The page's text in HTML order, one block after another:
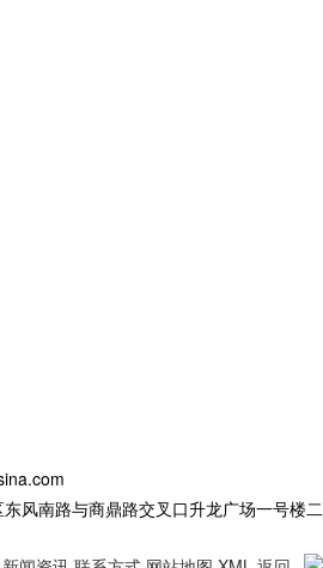
风南路与商鼎路交叉口升龙广场一号楼二